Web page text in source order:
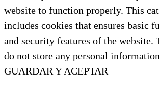
website to function properly. This
includes cookies that ensures basic
and security features of the website.
do not store any personal
GUARDAR Y ACEPTAR